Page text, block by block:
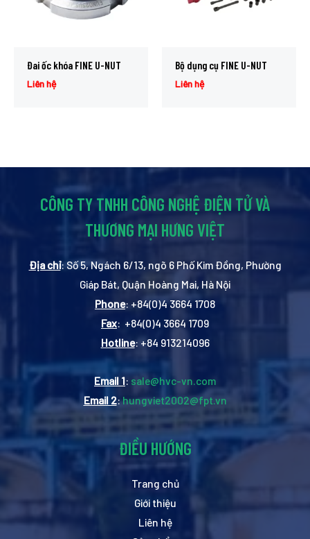
Đai ốc khóa FINE U-NUT
Liên hệ
Bộ dụng cụ FINE U-NUT
Liên hệ
CÔNG TY TNHH CÔNG NGHỆ ĐIỆN TỬ VÀ
THƯƠNG MẠI HƯNG VIỆT
Địa chỉ: Số 5, Ngách 6/13, ngõ 6 Phố Kim Đồng, Phường
Giáp Bát, Quận Hoàng Mai, Hà Nội
Phone: +84(0)4 3664 1708
Fax: +84(0)4 3664 1709
Hotline: +84 913214096
Email 1: sale@hvc-vn.com
Email 2:hungviet2002@fpt.vn
ĐIỀU HƯỚNG
Trang chủ
Giới thiệu
Liên hệ